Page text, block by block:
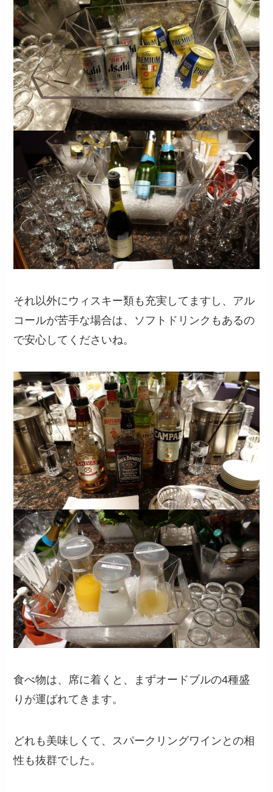
それ以外にウィスキー類も充実してますし、アル
コールが苦手な場合は、ソフトドリンクもあるの
で安心してくださいね。
食べ物は、席に着くと、まずオードブルの4種盛
りが運ばれてきます。
どれも美味しくて、スパークリングワインとの相
性も抜群でした。